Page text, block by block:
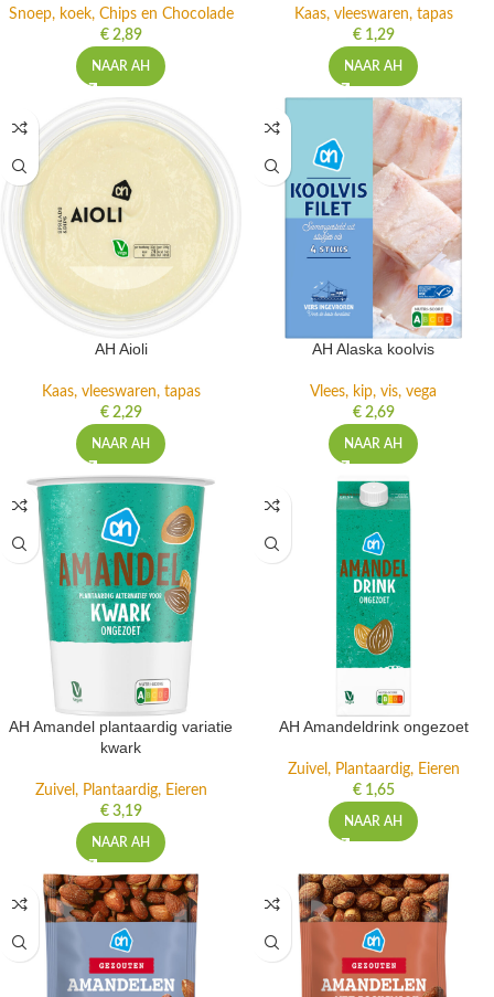
Snoep, koek, Chips en Chocolade
€2,89
NAAR AH
Kaas, vleeswaren, tapas
€1,29
NAAR AH
AH Aioli
Kaas, vleeswaren, tapas
€2,29
NAAR AH
AH Alaska koolvis
Vlees, kip, vis, vega
€2,69
NAAR AH
AH Amandel plantaardig variatie
kwark
Zuivel, Plantaardig, Eieren
€3,19
NAAR AH
AH Amandeldrink ongezoet
Zuivel, Plantaardig, Eieren
€1,65
NAAR AH